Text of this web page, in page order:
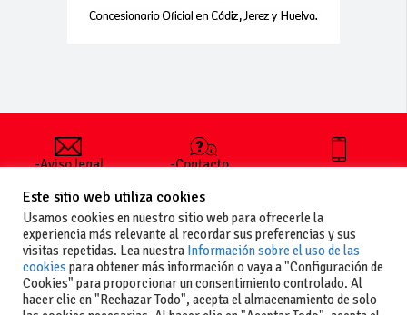
-Aviso legal
generales
de uso
-Política de
privacidad
-Política de
cookies
-Contacto
publicar un
anuncio
-Vende+
+34 627 35
Este sitio web utiliza cookies
Usamos cookies en nuestro sitio web para ofrecerle la
experiencia más relevante al recordar sus preferencias y sus
visitas repetidas. Lea nuestra Información sobre el uso de las
cookies para obtener más información o vaya a "Configuración de
Cookies" para proporcionar un consentimiento controlado. Al
hacer clic en "Rechazar Todo", acepta el almacenamiento de solo